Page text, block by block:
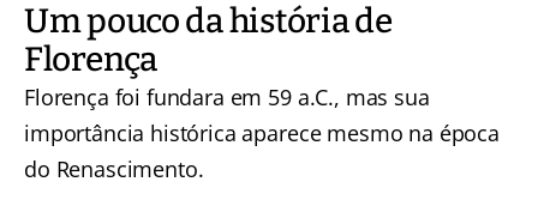
Um pouco da história de
Florença
Florença foi fundara em 59 a.C., mas sua
importância histórica aparece mesmo na época
do Renascimento.